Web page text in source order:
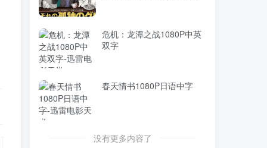
危机：龙潭之战1080P中英
双字
春天情书1080P日语中字
没有更多内容了
新扎师妹1080P国粤双语中
字
《心之密码》百度云网盘夸
克下载.阿里云盘.中字.
英双字